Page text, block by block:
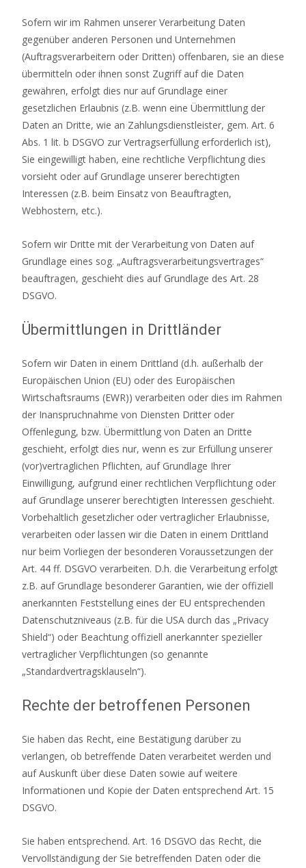
Sofern wir im Rahmen unserer Verarbeitung Daten
gegenüber anderen Personen und Unternehmen
(Auftragsverarbeitern oder Dritten) offenbaren, sie an diese
übermitteln oder ihnen sonst Zugriff auf die Daten
gewähren, erfolgt dies nur auf Grundlage einer
gesetzlichen Erlaubnis (z.B. wenn eine Übermittlung der
Daten an Dritte, wie an Zahlungsdienstleister, gem. Art. 6
Abs. 1 lit. b DSGVO zur Vertragserfüllung erforderlich ist),
Sie eingewilligt haben, eine rechtliche Verpflichtung dies
vorsieht oder auf Grundlage unserer berechtigten
Interessen (z.B. beim Einsatz von Beauftragten,
Webhostern, etc.).
Sofern wir Dritte mit der Verarbeitung von Daten auf
Grundlage eines sog. „Auftragsverarbeitungsvertrages“
beauftragen, geschieht dies auf Grundlage des Art. 28
DSGVO.
Übermittlungen in Drittländer
Sofern wir Daten in einem Drittland (d.h. außerhalb der
Europäischen Union (EU) oder des Europäischen
Wirtschaftsraums (EWR)) verarbeiten oder dies im Rahmen
der Inanspruchnahme von Diensten Dritter oder
Offenlegung, bzw. Übermittlung von Daten an Dritte
geschieht, erfolgt dies nur, wenn es zur Erfüllung unserer
(vor)vertraglichen Pflichten, auf Grundlage Ihrer
Einwilligung, aufgrund einer rechtlichen Verpflichtung oder
auf Grundlage unserer berechtigten Interessen geschieht.
Vorbehaltlich gesetzlicher oder vertraglicher Erlaubnisse,
verarbeiten oder lassen wir die Daten in einem Drittland
nur beim Vorliegen der besonderen Voraussetzungen der
Art. 44 ff. DSGVO verarbeiten. D.h. die Verarbeitung erfolgt
z.B. auf Grundlage besonderer Garantien, wie der offiziell
anerkannten Feststellung eines der EU entsprechenden
Datenschutzniveaus (z.B. für die USA durch das „Privacy
Shield“) oder Beachtung offiziell anerkannter spezieller
vertraglicher Verpflichtungen (so genannte
„Standardvertragsklauseln“).
Rechte der betroffenen Personen
Sie haben das Recht, eine Bestätigung darüber zu
verlangen, ob betreffende Daten verarbeitet werden und
auf Auskunft über diese Daten sowie auf weitere
Informationen und Kopie der Daten entsprechend Art. 15
DSGVO.
Sie haben entsprechend. Art. 16 DSGVO das Recht, die
Vervollständigung der Sie betreffenden Daten oder die